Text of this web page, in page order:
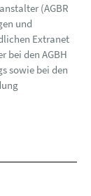
(AGBR
und
Extranet
bei den AGBH
sowie bei den